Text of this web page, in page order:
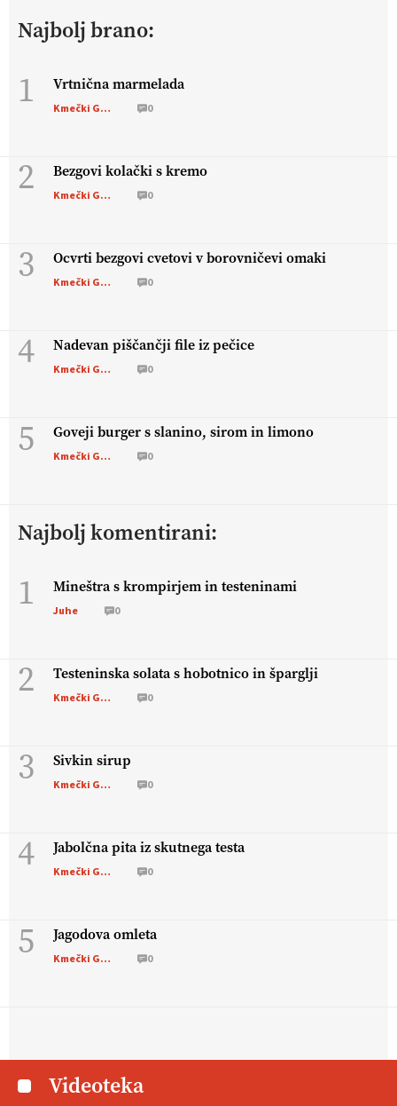
https://t.co/PX49GVsP1M @EUAgri #IMCAP #CAP
https://t.co/a1xatzEeid
reklama?
PRISLUHNITE
@EUAgri #imcap #cap #eco #skp
#vlog https://t.co/yev5PreiJu
Najbolj brano:
1 Vrtnična marmelada
Kmečki Glas 0
2 Bezgovi kolački s kremo
Kmečki Glas 0
3 Ocvrti bezgovi cvetovi v borovničevi omaki
Kmečki Glas 0
4 Nadevan piščančji file iz pečice
Kmečki Glas 0
5 Goveji burger s slanino, sirom in limono
Kmečki Glas 0
Najbolj komentirani:
1 Mineštra s krompirjem in testeninami
Juhe 0
2 Testeninska solata s hobotnico in šparglji
Kmečki Glas 0
3 Sivkin sirup
Kmečki Glas 0
4 Jabolčna pita iz skutnega testa
Kmečki Glas 0
5 Jagodova omleta
Kmečki Glas 0
Videoteka